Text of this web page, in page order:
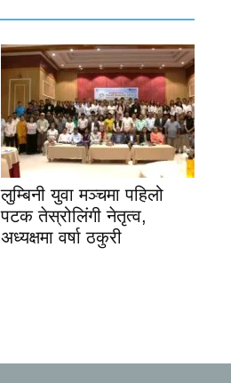
लुम्बिनी युवा मञ्चमा पहिलो
पटक तेस्रोलिंगी नेतृत्व,
अध्यक्षमा वर्षा ठकुरी